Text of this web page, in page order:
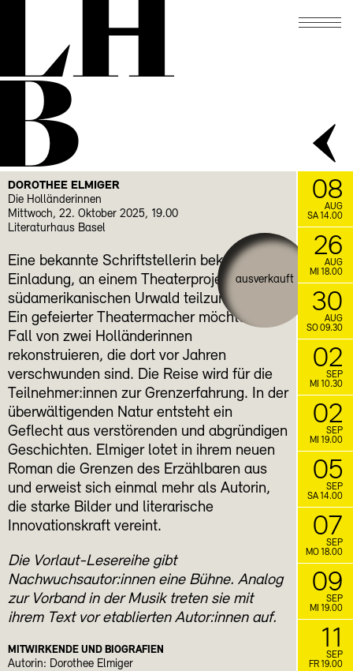
Schreibwerkstatt mit
Gabrielle Alioth
DOROTHEE ELMIGER
Die Holländerinnen
ausverkauft
Mittwoch, 22. Oktober 2025, 19.00
Literaturhaus Basel
Eine bekannte Schriftstellerin bekommt die
Einladung, an einem Theaterprojekt im
südamerikanischen Urwald teilzunehmen.
Ein gefeierter Theatermacher möchte den
Fall von zwei Holländerinnen
rekonstruieren, die dort vor Jahren
verschwunden sind. Die Reise wird für die
Teilnehmer:innen zur Grenzerfahrung. In der
überwältigenden Natur entsteht ein
Geflecht aus verstörenden und abgründigen
Geschichten. Elmiger lotet in ihrem neuen
Roman die Grenzen des Erzählbaren aus
und erweist sich einmal mehr als Autorin,
die starke Bilder und literarische
Innovationskraft vereint.
Die Vorlaut-Lesereihe gibt
Nachwuchsautor:innen eine Bühne. Analog
zur Vorband in der Musik treten sie mit
ihrem Text vor etablierten Autor:innen auf.
MITWIRKENDE UND BIOGRAFIEN
Autorin: Dorothee Elmiger
08
AUG
SA 14.00
26
AUG
MI 18.00
30
AUG
SO 09.30
02
SEP
MI 10.30
02
SEP
MI 19.00
05
SEP
SA 14.00
07
SEP
MO 18.00
09
SEP
MI 19.00
11
SEP
FR 19.00